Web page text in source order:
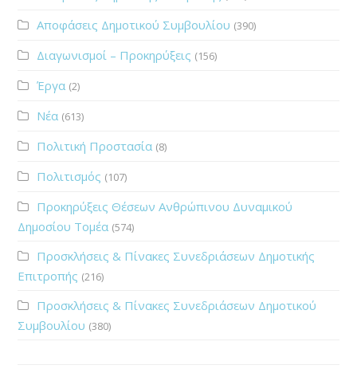
Αποφάσεις Δημοτικού Συμβουλίου (390)
Διαγωνισμοί – Προκηρύξεις (156)
Έργα (2)
Νέα (613)
Πολιτική Προστασία (8)
Πολιτισμός (107)
Προκηρύξεις Θέσεων Ανθρώπινου Δυναμικού
Δημοσίου Τομέα (574)
Προσκλήσεις & Πίνακες Συνεδριάσεων Δημοτικής
Επιτροπής (216)
Προσκλήσεις & Πίνακες Συνεδριάσεων Δημοτικού
Συμβουλίου (380)